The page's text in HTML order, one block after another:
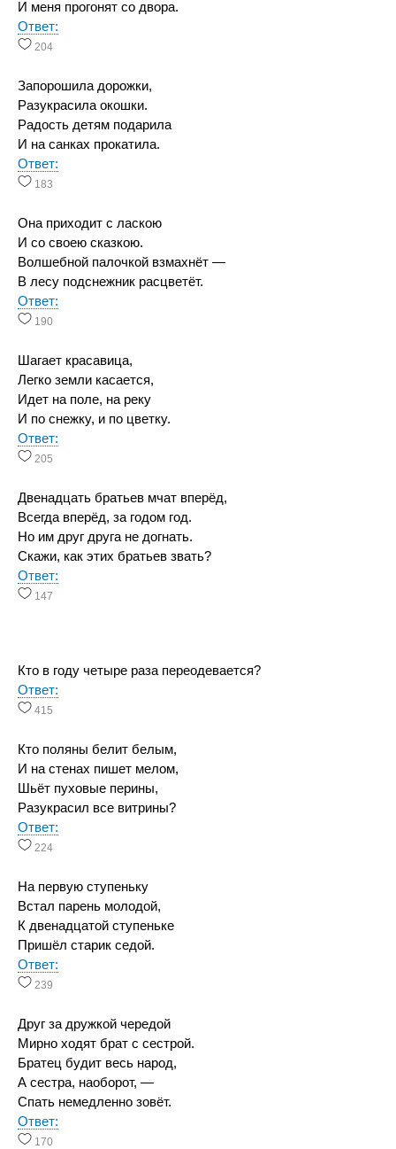
И меня прогонят со двора.
Ответ:
204
Запорошила дорожки,
Разукрасила окошки.
Радость детям подарила
И на санках прокатила.
Ответ:
183
Она приходит с ласкою
И со своею сказкою.
Волшебной палочкой взмахнёт —
В лесу подснежник расцветёт.
Ответ:
190
Шагает красавица,
Легко земли касается,
Идет на поле, на реку
И по снежку, и по цветку.
Ответ:
205
Двенадцать братьев мчат вперёд,
Всегда вперёд, за годом год.
Но им друг друга не догнать.
Скажи, как этих братьев звать?
Ответ:
147
Кто в году четыре раза переодевается?
Ответ:
415
Кто поляны белит белым,
И на стенах пишет мелом,
Шьёт пуховые перины,
Разукрасил все витрины?
Ответ:
224
На первую ступеньку
Встал парень молодой,
К двенадцатой ступеньке
Пришёл старик седой.
Ответ:
239
Друг за дружкой чередой
Мирно ходят брат с сестрой.
Братец будит весь народ,
А сестра, наоборот, —
Спать немедленно зовёт.
Ответ:
170